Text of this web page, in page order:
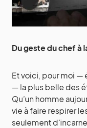
Du geste du chef à
Et voici, pour moi —
— la plus belle des
Qu’un homme
vie à faire respirer
seulement